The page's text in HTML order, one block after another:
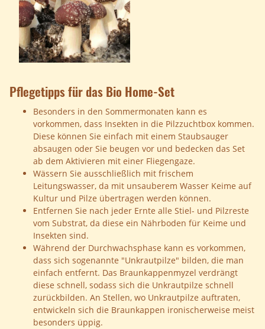
Pflegetipps für das Bio Home-Set
Besonders in den Sommermonaten kann es
vorkommen, dass Insekten in die Pilzzuchtbox kommen.
Diese können Sie einfach mit einem Staubsauger
absaugen oder Sie beugen vor und bedecken das Set
ab dem Aktivieren mit einer Fliegengaze.
Wässern Sie ausschließlich mit frischem
Leitungswasser, da mit unsauberem Wasser Keime auf
Kultur und Pilze übertragen werden können.
Entfernen Sie nach jeder Ernte alle Stiel- und Pilzreste
vom Substrat, da diese ein Nährboden für Keime und
Insekten sind.
Während der Durchwachsphase kann es vorkommen,
dass sich sogenannte "Unkrautpilze" bilden, die man
einfach entfernt. Das Braunkappenmyzel verdrängt
diese schnell, sodass sich die Unkrautpilze schnell
zurückbilden. An Stellen, wo Unkrautpilze auftraten,
entwickeln sich die Braunkappen ironischerweise meist
besonders üppig.